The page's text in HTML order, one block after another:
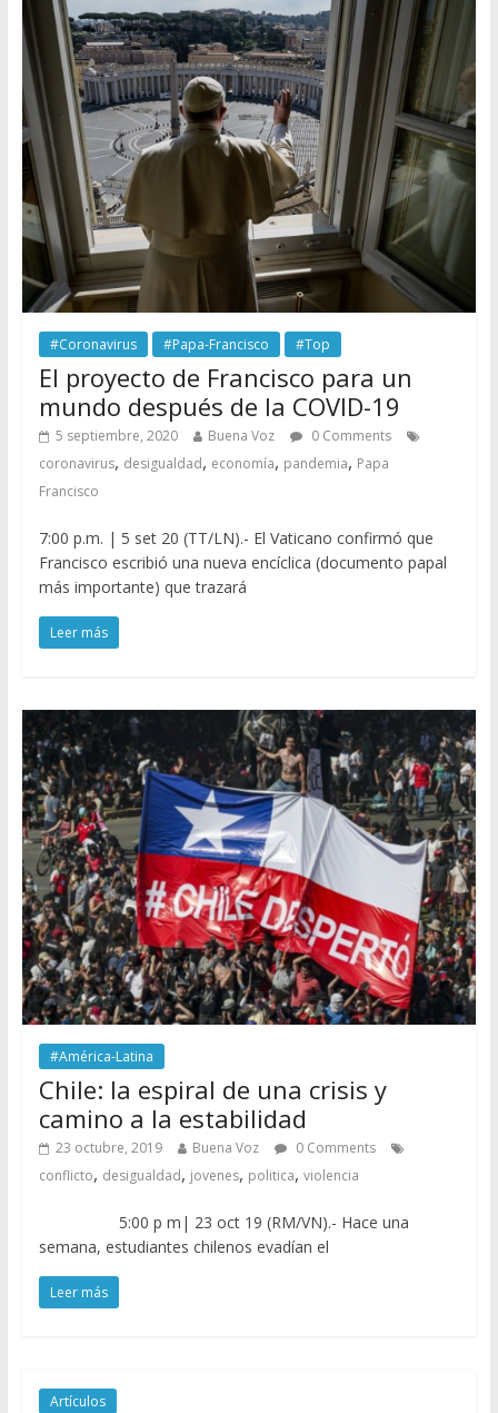
#Coronavirus #Papa-Francisco #Top
El proyecto de Francisco para un
mundo después de la COVID-19
5 septiembre, 2020 Buena Voz
0 Comments
coronavirus, desigualdad, economía, pandemia, Papa
Francisco
7:00 p.m. | 5 set 20 (TT/LN).- El Vaticano confirmó que
Francisco escribió una nueva encíclica (documento papal
más importante) que trazará
Leer más
#América-Latina
Chile: la espiral de una crisis y
camino a la estabilidad
23 octubre, 2019 Buena Voz
0 Comments
conflicto, desigualdad, jovenes, politica, violencia
5:00 p m| 23 oct 19 (RM/VN).- Hace una
semana, estudiantes chilenos evadían el
Leer más
Artículos